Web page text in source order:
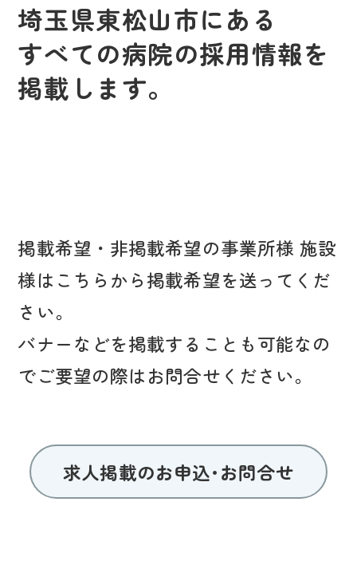
埼玉県東松山市にある
すべての病院の採用情報を
掲載します。
掲載希望・非掲載希望の事業所様 施設
様はこちらから掲載希望を送ってくだ
さい。
バナーなどを掲載することも可能なの
でご要望の際はお問合せください。
求人掲載のお申込･お問合せ